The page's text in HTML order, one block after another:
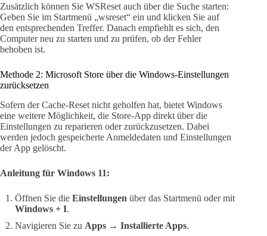
Zusätzlich können Sie WSReset auch über die Suche starten:
Geben Sie im Startmenü „wsreset“ ein und klicken Sie auf
den entsprechenden Treffer. Danach empfiehlt es sich, den
Computer neu zu starten und zu prüfen, ob der Fehler
behoben ist.
Methode 2: Microsoft Store über die Windows-Einstellungen
zurücksetzen
Sofern der Cache-Reset nicht geholfen hat, bietet Windows
eine weitere Möglichkeit, die Store-App direkt über die
Einstellungen zu reparieren oder zurückzusetzen. Dabei
werden jedoch gespeicherte Anmeldedaten und Einstellungen
der App gelöscht.
Anleitung für Windows 11:
Öffnen Sie die Einstellungen über das Startmenü oder mit
Windows + I.
Navigieren Sie zu Apps → Installierte Apps.